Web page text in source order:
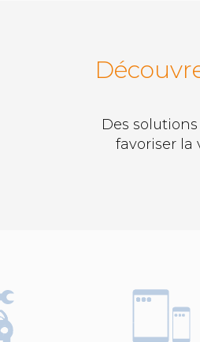
Réparateur
Des
favoriser la